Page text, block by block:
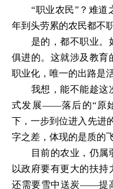
“职业农民”？难道
年到头劳累的农民都不
是的，都不职业。
俱进的。这就涉及教育
职业化，唯一的出路是
我想，能不能趁这
式发展——落后的“原
下，一步到位进入先进
字之差，体现的是质的
目前的农业，仍属
以政府要有更大的扶持
还需要雪中送炭——提